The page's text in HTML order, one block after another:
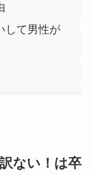
して男性が
ない！は卒